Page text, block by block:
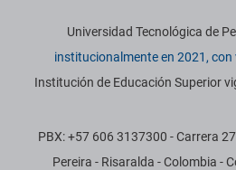
Información institucional
Universidad Tecnológica de
institucionalmente en 2021, con
Institución de Educación Superior
PBX: +57 606 3137300 - Carrera
Pereira - Risaralda - Colombia -